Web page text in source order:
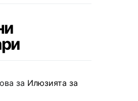
за Илюзията за